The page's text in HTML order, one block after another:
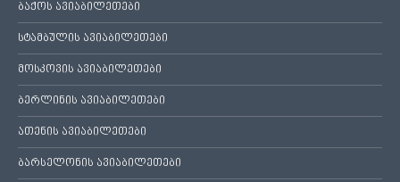
ბაქოს ავიაბილეთები
სტამბულის ავიაბილეთები
მოსკოვის ავიაბილეთები
ბერლინის ავიაბილეთები
ათენის ავიაბილეთები
ბარსელონის ავიაბილეთები